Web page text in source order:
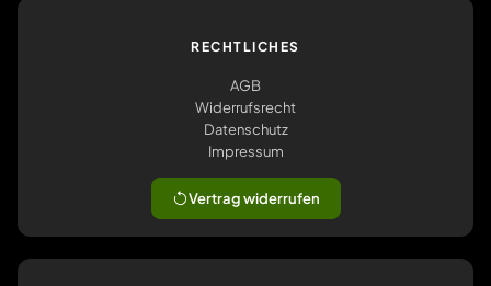
RECHTLICHES
AGB
Widerrufsrecht
Datenschutz
Impressum
Vertrag widerrufen